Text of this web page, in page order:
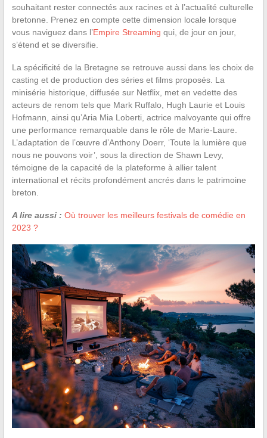
souhaitant rester connectés aux racines et à l’actualité culturelle
bretonne. Prenez en compte cette dimension locale lorsque
vous naviguez dans l’Empire Streaming qui, de jour en jour,
s’étend et se diversifie.
La spécificité de la Bretagne se retrouve aussi dans les choix de
casting et de production des séries et films proposés. La
minisérie historique, diffusée sur Netflix, met en vedette des
acteurs de renom tels que Mark Ruffalo, Hugh Laurie et Louis
Hofmann, ainsi qu’Aria Mia Loberti, actrice malvoyante qui offre
une performance remarquable dans le rôle de Marie-Laure.
L’adaptation de l’œuvre d’Anthony Doerr, ‘Toute la lumière que
nous ne pouvons voir’, sous la direction de Shawn Levy,
témoigne de la capacité de la plateforme à allier talent
international et récits profondément ancrés dans le patrimoine
breton.
A lire aussi : Où trouver les meilleurs festivals de comédie en
2023 ?